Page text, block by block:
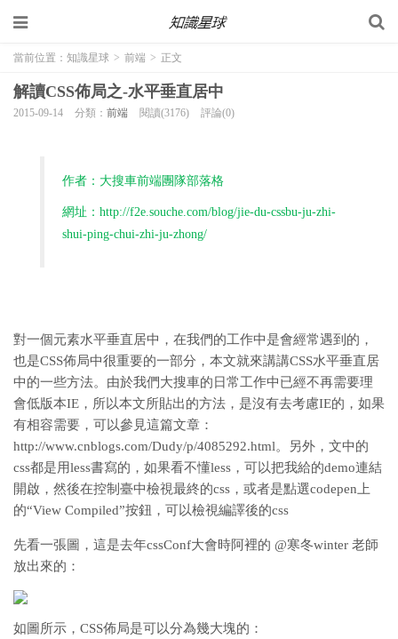
當前位置： 知識星球 > 前端 > 正文
解讀CSS佈局之-水平垂直居中
2015-09-14 分類： 前端 閱讀(3176) 評論(0)
作者：大搜車前端團隊部落格
網址：http://f2e.souche.com/blog/jie-du-cssbu-ju-zhi-
shui-ping-chui-zhi-ju-zhong/
對一個元素水平垂直居中，在我們的工作中是會經常遇到的，
也是CSS佈局中很重要的一部分，本文就來講講CSS水平垂直居
中的一些方法。由於我們大搜車的日常工作中已經不再需要理
會低版本IE，所以本文所貼出的方法，是沒有去考慮IE的，如果
有相容需要，可以參見這篇文章：
http://www.cnblogs.com/Dudy/p/4085292.html。另外，文中的
css都是用less書寫的，如果看不懂less，可以把我給的demo連結
開啟，然後在控制臺中檢視最終的css，或者是點選codepen上
的“View Compiled”按鈕，可以檢視編譯後的css
先看一張圖，這是去年cssConf大會時阿裡的 @寒冬winter 老師
放出來的：
如圖所示，CSS佈局是可以分為幾大塊的：